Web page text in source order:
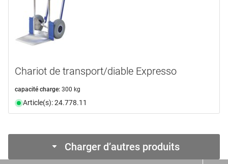
Chariot de transport/diable Expresso
capacité charge: 300 kg
Article(s): 24.778.11
Charger d’autres produits